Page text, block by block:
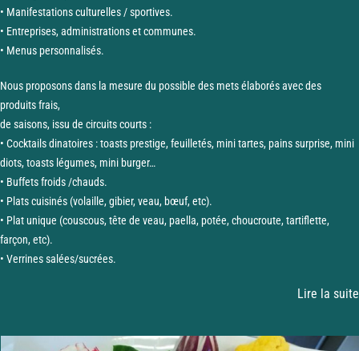
• Manifestations culturelles / sportives.
• Entreprises, administrations et communes.
• Menus personnalisés.
Nous proposons dans la mesure du possible des mets élaborés avec des
produits frais,
de saisons, issu de circuits courts :
• Cocktails dinatoires : toasts prestige, feuilletés, mini tartes, pains surprise, mini
diots, toasts légumes, mini burger…
• Buffets froids /chauds.
• Plats cuisinés (volaille, gibier, veau, bœuf, etc).
• Plat unique (couscous, tête de veau, paella, potée, choucroute, tartiflette,
farçon, etc).
• Verrines salées/sucrées.
Lire la suite